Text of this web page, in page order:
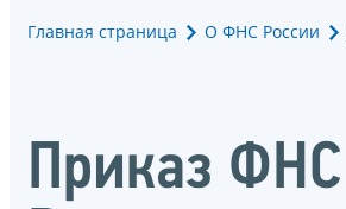
Главная страница О ФНС России
Приказ ФНС